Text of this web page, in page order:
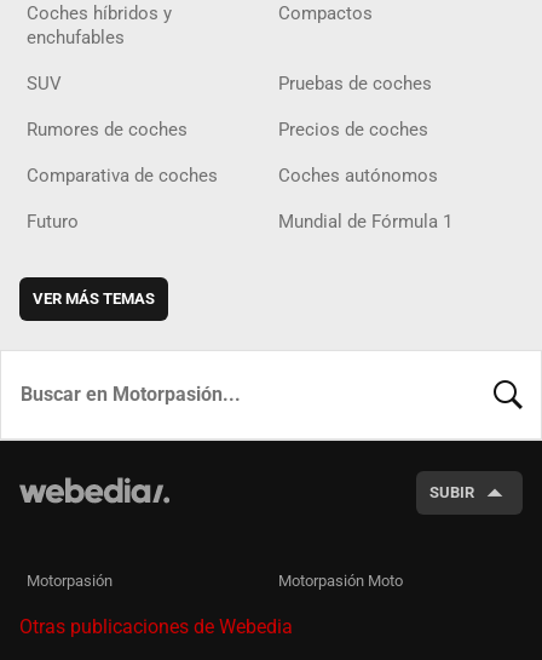
Coches híbridos y
enchufables
Compactos
SUV Pruebas de coches
Rumores de coches Precios de coches
Comparativa de coches Coches autónomos
Futuro Mundial de Fórmula 1
VER MÁS TEMAS
SUBIR
Motorpasión Motorpasión Moto
Otras publicaciones de Webedia